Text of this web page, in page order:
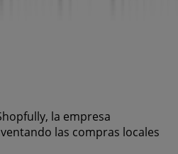
la empresa
las compras locales